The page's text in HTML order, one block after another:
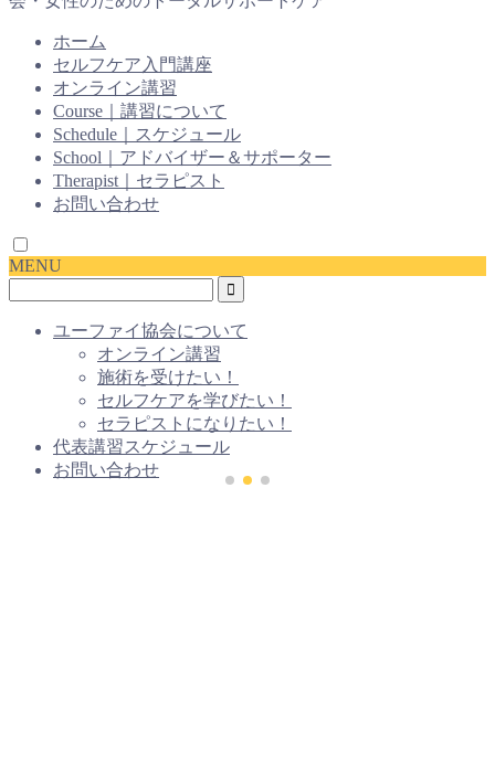
ホーム
セルフケア入門講座
オンライン講習
Course｜講習について
Schedule｜スケジュール
School｜アドバイザー＆サポーター
Therapist｜セラピスト
お問い合わせ
MENU
ユーファイ協会について
オンライン講習
施術を受けたい！
セルフケアを学びたい！
セラピストになりたい！
代表講習スケジュール
お問い合わせ